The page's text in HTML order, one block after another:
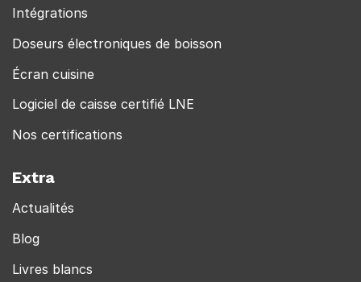
Intégrations
Doseurs électroniques de boisson
Écran cuisine
Logiciel de caisse certifié LNE
Nos certifications
Extra
Actualités
Blog
Livres blancs